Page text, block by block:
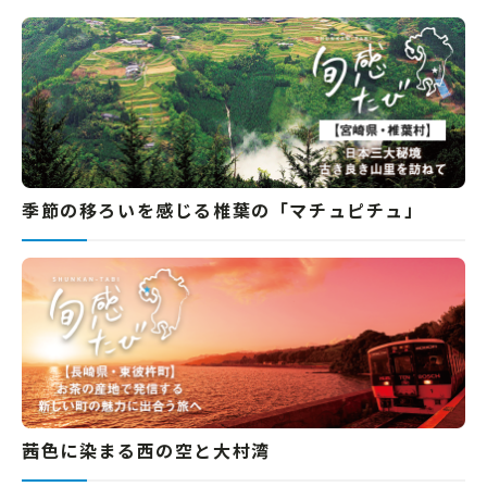
季節の移ろいを感じる椎葉の「マチュピチュ」
茜色に染まる西の空と大村湾